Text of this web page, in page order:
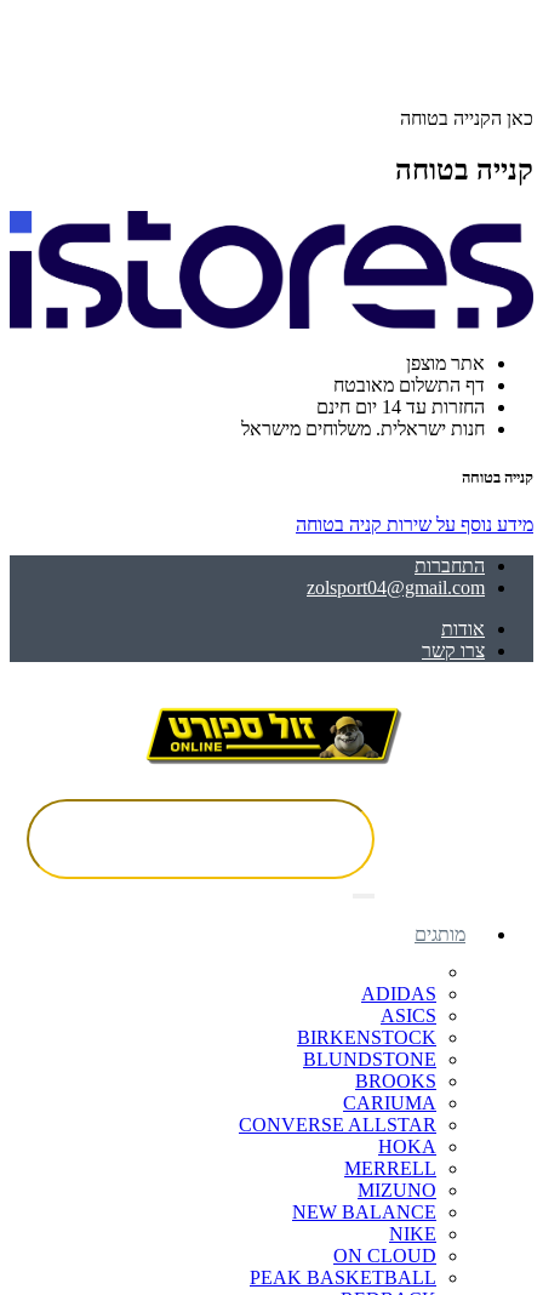
כאן הקנייה בטוחה
קנייה בטוחה
אתר מוצפן
דף התשלום מאובטח
החזרות עד 14 יום חינם
חנות ישראלית. משלוחים מישראל
קנייה בטוחה
מידע נוסף על שירות קניה בטוחה
התחברות
zolsport04@gmail.com
אודות
צרו קשר
מותגים
ADIDAS
ASICS
BIRKENSTOCK
BLUNDSTONE
BROOKS
CARIUMA
CONVERSE ALLSTAR
HOKA
MERRELL
MIZUNO
NEW BALANCE
NIKE
ON CLOUD
PEAK BASKETBALL